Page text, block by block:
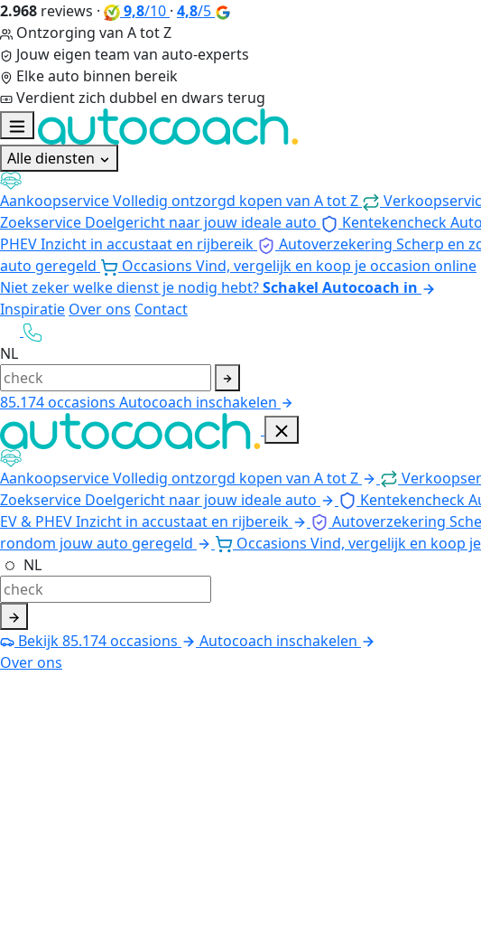
2.968 reviews · 9,8/10 · 4,8/5
Ontzorging van A tot Z
Jouw eigen team van auto-experts
Elke auto binnen bereik
Verdient zich dubbel en dwars terug
Alle diensten
AankoopserviceVolledig ontzorgd kopen van A tot Z
Zoekservice Doelgericht naar jouw ideale auto Kentekencheck
PHEVInzicht in accustaat en rijbereik Autoverzekering Scherp en
auto geregeld
Occasions Vind, vergelijk en koop je occasion online
Niet zeker welke dienst je nodig hebt?Schakel Autocoach in
Inspiratie Over ons Contact
NL
85.174occasions Autocoach inschakelen
AankoopserviceVolledig ontzorgd kopen van A tot Z
Zoekservice Doelgericht naar jouw ideale auto Kentekencheck
EV & PHEVInzicht in accustaat en rijbereik Autoverzekering
rondom jouw auto geregeld
Occasions Vind, vergelijk en koop
NL
Bekijk85.174occasions
Autocoach inschakelen
Over ons